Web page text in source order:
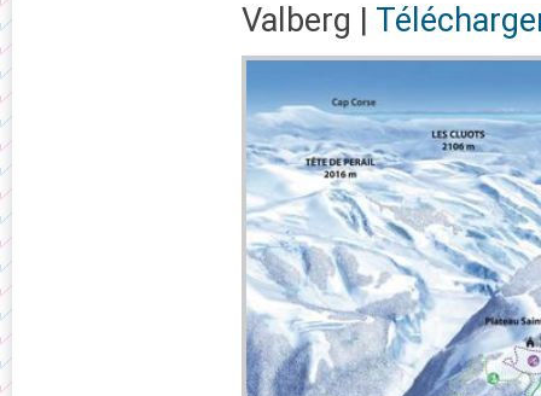
Valberg |